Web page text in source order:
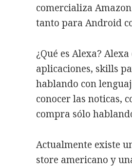
comercializa
tanto para Android
¿Qué es Alexa?
aplicaciones, skills
hablando con
conocer las noticas,
compra sólo
Actualmente existe
store americano y